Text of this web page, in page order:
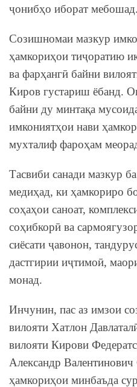
ҷонибҳо иборат мебошад.
Созишномаи мазкур
ҳамкориҳои тиҷоратию
ва фарҳангӣ байни
Киров густариш ёбанд.
байни ду минтақа
имкониятҳои нави
мухталиф фароҳам
Тасвиби санади мазкур
медиҳад, ки ҳамкориро
соҳаҳои саноат,
соҳибкорӣ ва
сиёсати ҷавонон,
дастгирии иҷтимоӣ,
монад.
Инчунин, пас аз имзои
вилояти Хатлон
вилояти Кирови
Александр
ҳамкориҳои минбаъда